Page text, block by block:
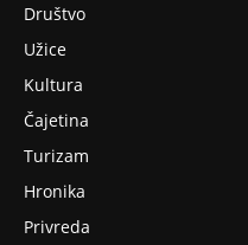
Društvo
Užice
Kultura
Čajetina
Turizam
Hronika
Privreda